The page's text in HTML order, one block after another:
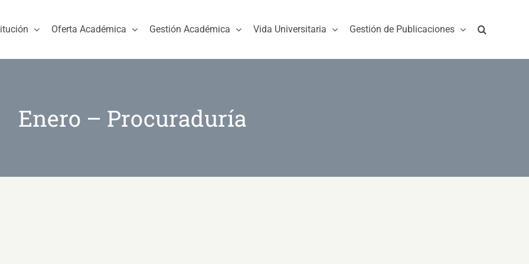
Oferta Académica Gestión Académica Vida Universitaria Gestión de Publicaciones
Enero – Procuraduría